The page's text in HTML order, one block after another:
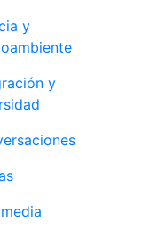
y
y